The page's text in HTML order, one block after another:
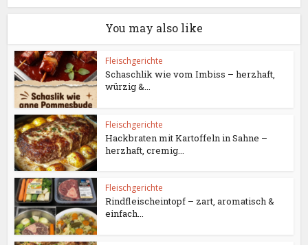
You may also like
Fleischgerichte
Schaschlik wie vom Imbiss – herzhaft,
würzig &...
Fleischgerichte
Hackbraten mit Kartoffeln in Sahne –
herzhaft, cremig...
Fleischgerichte
Rindfleischeintopf – zart, aromatisch &
einfach...